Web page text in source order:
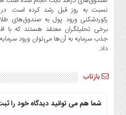
نسبت به روز قبل رشد کرده است.
رکوردشکنی ورود پول به صندوق‌های
برخی تحلیلگران معتقد هستند که
جذب سرمایه به آن‌ها می‌توان ورود سرمایه
داد.
بازتاب
شما هم می توانید دیدگاه خود را